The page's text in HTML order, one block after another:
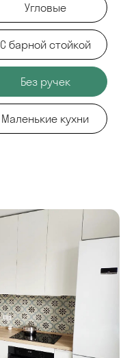
Угловые
С барной стойкой
Без ручек
Маленькие кухни